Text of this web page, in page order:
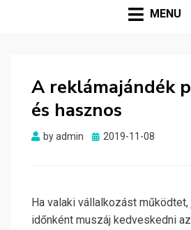
MENU
A reklámajándék
és hasznos
byadmin
Posted
2019-11-08
Ha valaki vállalkozást működtet,
időnként muszáj kedveskedni